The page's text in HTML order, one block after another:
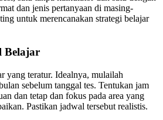
dan jenis pertanyaan di masing-
untuk merencanakan strategi belajar
Belajar
yang teratur. Idealnya, mulailah
sebelum tanggal tes. Tentukan jam
dan tetap dan fokus pada area yang
Pastikan jadwal tersebut realistis.